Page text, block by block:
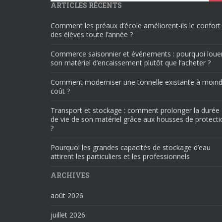
ARTICLES RÉCENTS
Comment les préaux d’école améliorent-ils le confort
des élèves toute l’année ?
Commerce saisonnier et événements : pourquoi
son matériel d’encaissement plutôt que l’acheter ?
Comment moderniser une tonnelle existante à
coût ?
Transport et stockage : comment prolonger la durée
de vie de son matériel grâce aux housses de
?
Pourquoi les grandes capacités de stockage d’eau
attirent les particuliers et les professionnels
ARCHIVES
août 2026
juillet 2026